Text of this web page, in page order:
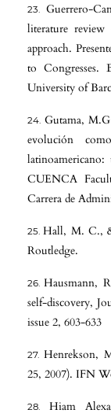
Guerrero-
literature review
approach.
to Congresses.
University of
Gutama,
evolución
CUENCA
Carrera de
Hall, M. C.,
Routledge.
Hausmann,
self-discovery,
issue 2, 603-633
Henrekson,
25, 2007). IFN
Hiam